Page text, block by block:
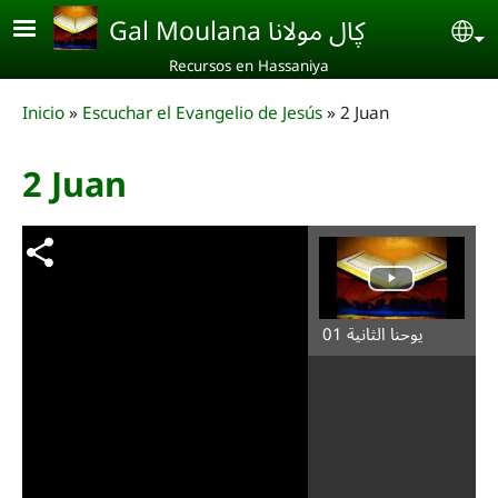
Skip to main content Gal Moulana ڮال مولانا
Recursos en Hassaniya
Breadcrumb
Inicio Escuchar el Evangelio de Jesús 2 Juan
2 Juan
يوحنا الثانية 01